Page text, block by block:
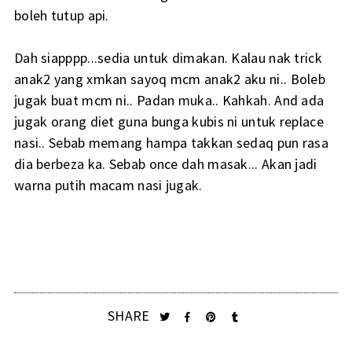
boleh tutup api.
Dah siapppp...sedia untuk dimakan. Kalau nak trick
anak2 yang xmkan sayoq mcm anak2 aku ni.. Boleb
jugak buat mcm ni.. Padan muka.. Kahkah. And ada
jugak orang diet guna bunga kubis ni untuk replace
nasi.. Sebab memang hampa takkan sedaq pun rasa
dia berbeza ka. Sebab once dah masak... Akan jadi
warna putih macam nasi jugak.
SHARE